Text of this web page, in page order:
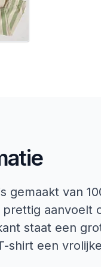
gemaakt van
aanvoelt
staat een
shirt een